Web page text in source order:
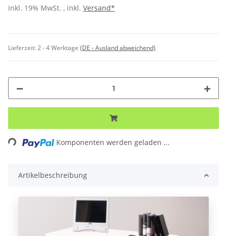
inkl. 19% MwSt. , inkl. Versand*
Lieferzeit:2 - 4 Werktage (DE - Ausland abweichend)
Komponenten werden geladen ...
Artikelbeschreibung